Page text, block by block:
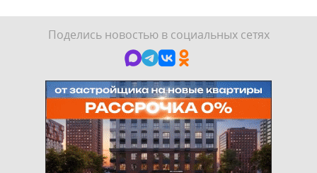
Поделись новостью в социальных сетях